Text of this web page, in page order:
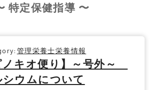
特定保健指導 〜
管理栄養士栄養情報
ノキオ便り】～号外～
シウムについて